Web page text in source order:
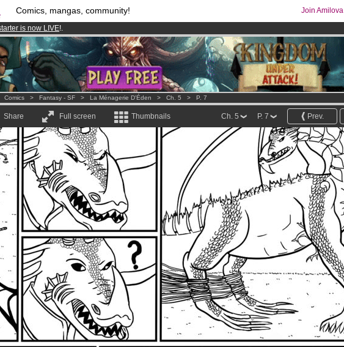
Comics, mangas, community! Join Amilova
is now LIVE!.
membersand 1208comics & mangas!.
from3.95 euros per month !Get membership now
Comics > Fantasy - SF > La Ménagerie D'Éden > Ch. 5 > P. 7
Share Full screen Thumbnails Prev.
P. 7
Ch. 5